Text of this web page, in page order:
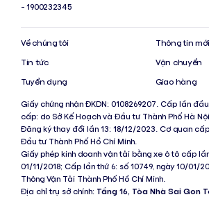
- 1900232345
Về chúng tôi
Tin tức
Tuyển dụng
Thông tin
Vận chuyển
Giao hàng
Giấy chứng nhận ĐKDN: 0108269207. Cấp lần
cấp: do Sở Kế Hoạch và Đầu tư Thành Phố Hà Nội.
Đăng ký thay đổi lần 13: 18/12/2023. Cơ quan
Đầu tư Thành Phố Hồ Chí Minh.
Giấy phép kinh doanh vận tải bằng xe ô tô cấp
01/11/2018; Cấp lần thứ 6: số 10749, ngày 10/01/
Thông Vận Tải Thành Phố Hồ Chí Minh.
Địa chỉ trụ sở chính: Tầng 16, Tòa Nhà Sai Gon